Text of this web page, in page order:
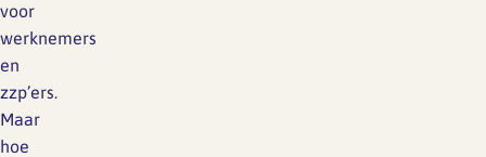
voor
werknemers
en
zzp’ers.
Maar
hoe